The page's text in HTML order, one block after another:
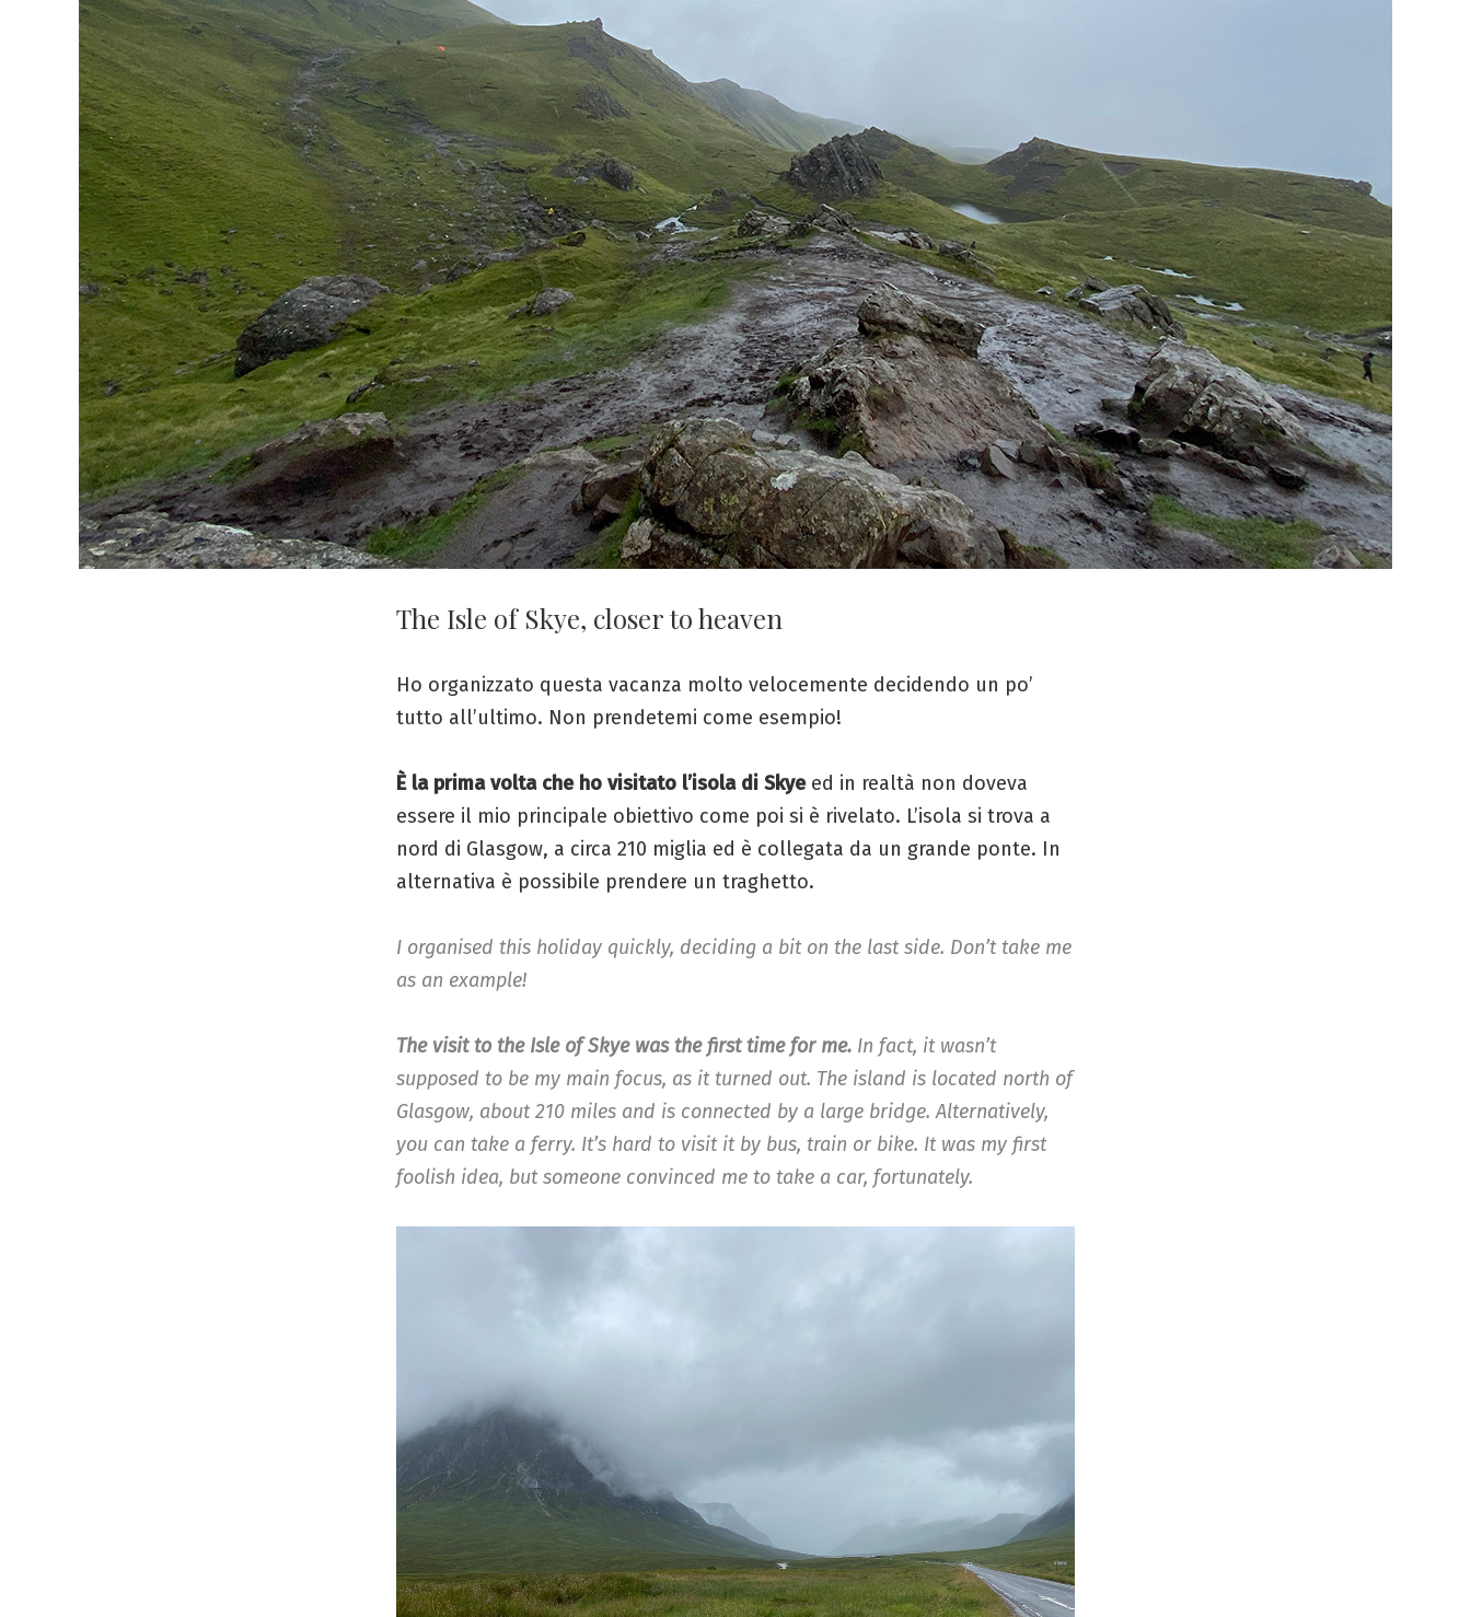
The Isle of Skye, closer to heaven
Ho organizzato questa vacanza molto velocemente decidendo un po’
tutto all’ultimo. Non prendetemi come esempio!
È la prima volta che ho visitato l’isola di Skyeed in realtà non doveva
essere il mio principale obiettivo come poi si è rivelato. L’isola si trova a
nord di Glasgow, a circa 210 miglia ed è collegata da un grande ponte. In
alternativa è possibile prendere un traghetto.
I organised this holiday quickly, deciding a bit on the last side. Don’t take me
as an example!
The visit to the Isle of Skye was the first time for me. In fact, it wasn’t
supposed to be my main focus, as it turned out. The island is located north of
Glasgow, about 210 miles and is connected by a large bridge. Alternatively,
you can take a ferry. It’s hard to visit it by bus, train or bike. It was my first
foolish idea, but someone convinced me to take a car, fortunately.